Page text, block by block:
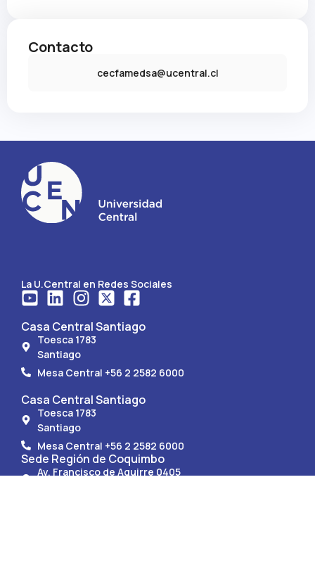
Contacto
cecfamedsa@ucentral.cl
La U.Central en Redes Sociales
Casa Central Santiago
Toesca 1783
Santiago
Mesa Central +56 2 2582 6000
Casa Central Santiago
Toesca 1783
Santiago
Mesa Central +56 2 2582 6000
Sede Región de Coquimbo
Av. Francisco de Aguirre 0405